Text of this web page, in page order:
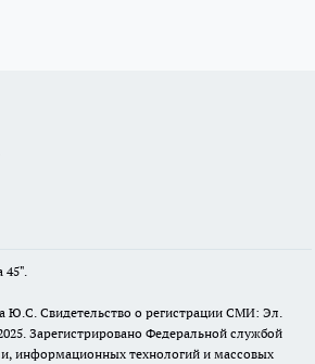
45".
Ю.С. Свидетельство о регистрации СМИ: Эл.
Зарегистрировано Федеральной службой
информационных технологий и массовых